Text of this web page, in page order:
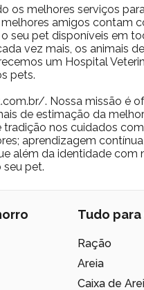
os melhores serviços
amigos contam
seu pet disponíveis em
vez mais, os animais
um Hospital
pets.
. Nossa missão é
de estimação da
nos cuidados
aprendizagem
além da identidade
seu pet.
Tudo para
Ração
Areia
Caixa de